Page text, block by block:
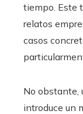
tiempo. Este
relatos
casos
No obstante,
introduce un